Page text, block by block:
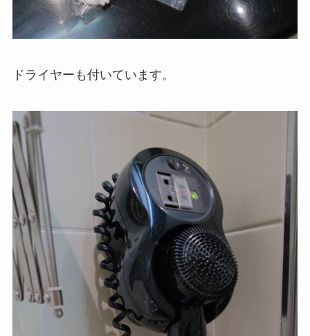
ドライヤーも付いています。